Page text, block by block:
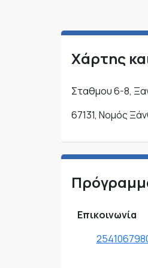
Χάρτης
Σταθμου 6-8,
67131, Νομός
Επικοινωνία